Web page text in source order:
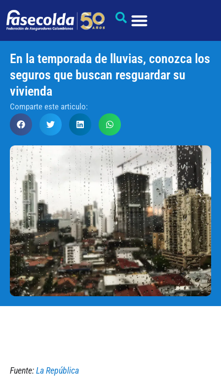
En la temporada de lluvias, conozca los
seguros que buscan resguardar su
vivienda
Comparte este articulo:
Fuente:La República